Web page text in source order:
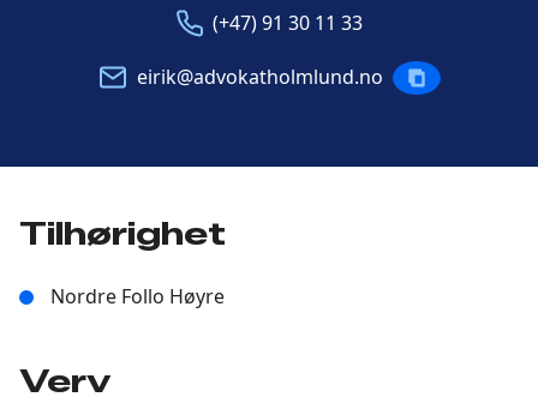
(+47) 91 30 11 33
eirik@advokatholmlund.no
KOPIERE
POST
Tilhørighet
Nordre Follo Høyre
Verv